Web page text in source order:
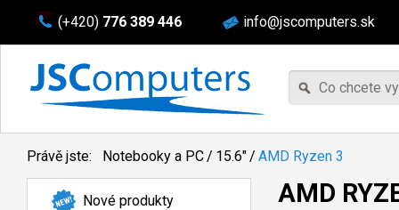
(+420) 776 389 446 info@jscomputers.sk
Právě jste: Notebooky a PC/ 15.6"/ AMD Ryzen 3
Nové produkty AMD